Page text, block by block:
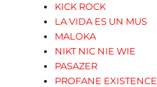
KICK ROCK
LA VIDA ES UN MUS
MALOKA
NIKT NIC NIE WIE
PASAZER
PROFANE EXISTENCE